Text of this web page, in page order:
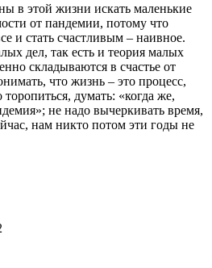
жизни искать маленькие
от пандемии, потому что
и стать счастливым – наивное.
дел, так есть и теория малых
складываются в счастье от
что жизнь – это процесс,
думать: «когда же,
не надо вычеркивать время,
нам никто потом эти годы не